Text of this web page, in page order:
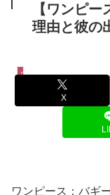
【ワンピ
理由と彼の
ワンピース
X
ワンピース：バギ